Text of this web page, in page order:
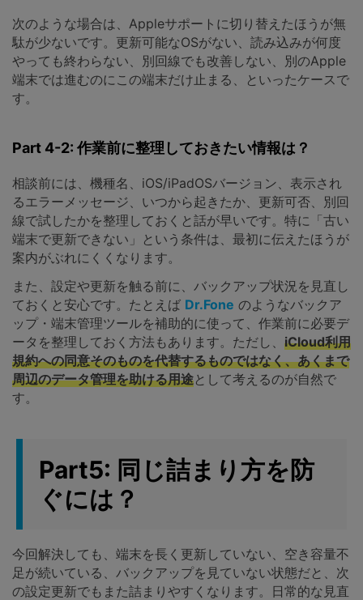
次のような場合は、Appleサポートに切り替えたほうが無
駄が少ないです。更新可能なOSがない、読み込みが何度
やっても終わらない、別回線でも改善しない、別のApple
端末では進むのにこの端末だけ止まる、といったケースで
す。
Part 4-2: 作業前に整理しておきたい情報は？
相談前には、機種名、iOS/iPadOSバージョン、表示され
るエラーメッセージ、いつから起きたか、更新可否、別回
線で試したかを整理しておくと話が早いです。特に「古い
端末で更新できない」という条件は、最初に伝えたほうが
案内がぶれにくくなります。
また、設定や更新を触る前に、バックアップ状況を見直し
ておくと安心です。たとえば Dr.Fone のようなバックア
ップ・端末管理ツールを補助的に使って、作業前に必要デ
ータを整理しておく方法もあります。ただし、 iCloud利用
規約への同意そのものを代替するものではなく、あくまで
周辺のデータ管理を助ける用途として考えるのが自然で
す。
Part5: 同じ詰まり方を防
ぐには？
今回解決しても、端末を長く更新していない、空き容量不
足が続いている、バックアップを見ていない状態だと、次
の設定更新でもまた詰まりやすくなります。日常的な見直